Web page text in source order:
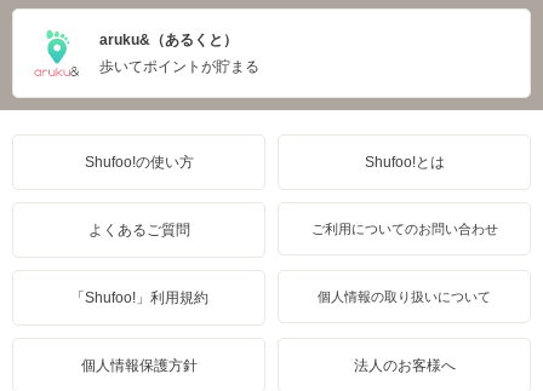
aruku&（あるくと）
歩いてポイントが貯まる
Shufoo!の使い方 Shufoo!とは
よくあるご質問 ご利用についてのお問い合わせ
「Shufoo!」利用規約 個人情報の取り扱いについて
個人情報保護方針 法人のお客様へ